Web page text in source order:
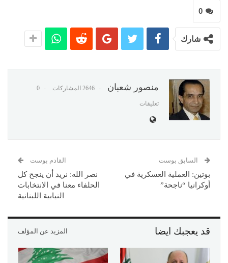
0
شارك
منصور شعبان 2646 المشاركات 0
تعليقات
السابق بوست
بوتين: العملية العسكرية في
أوكرانيا “ناجحة”
القادم بوست
نصر الله: نريد أن ينجح كل
الحلفاء معنا في الانتخابات
النيابية اللبنانية
قد يعجبك ايضا المزيد عن المؤلف